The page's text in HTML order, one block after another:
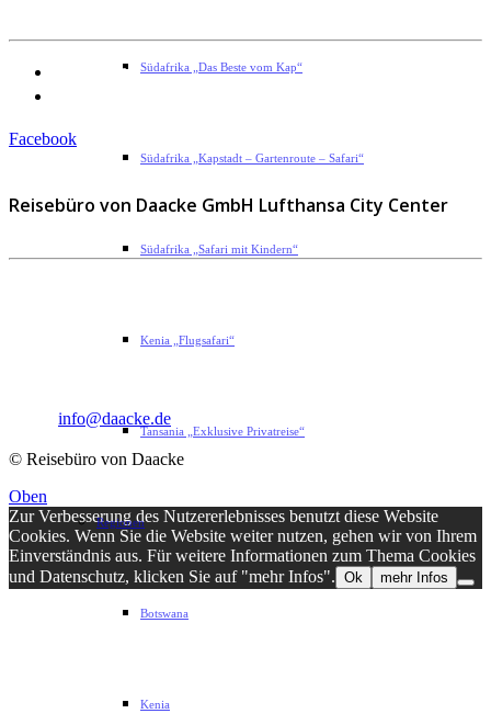
Südafrika „Das Beste vom Kap“
Südafrika „Kapstadt – Gartenroute – Safari“
Südafrika „Safari mit Kindern“
Kenia „Flugsafari“
Tansania „Exklusive Privatreise“
Regionen
Botswana
Kenia
Datenschutzerklärung
Facebook
Reisebüro von Daacke GmbH Lufthansa City Center
info@daacke.de
© Reisebüro von Daacke
Oben
Zur Verbesserung des Nutzererlebnisses benutzt diese Website
Cookies. Wenn Sie die Website weiter nutzen, gehen wir von Ihrem
Einverständnis aus. Für weitere Informationen zum Thema Cookies
und Datenschutz, klicken Sie auf "mehr Infos". Ok mehr Infos